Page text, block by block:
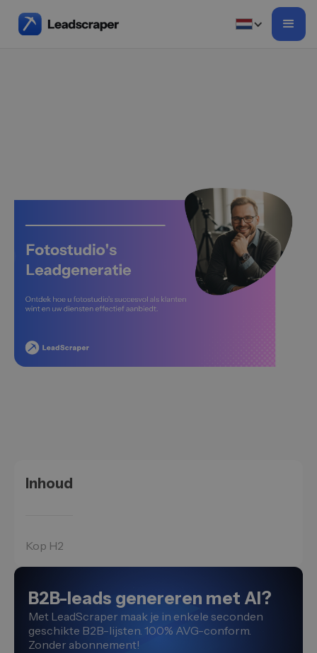
Inhoud
Kop H2
B2B-leads genereren met AI?
Met LeadScraper maak je in enkele seconden
geschikte B2B-lijsten. 100% AVG-conform.
Zonder abonnement!